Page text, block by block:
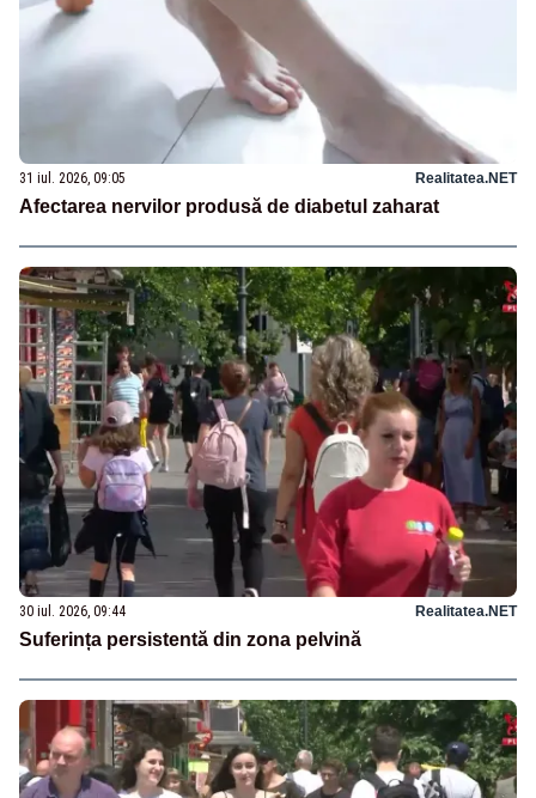
31 iul. 2026, 09:05 Realitatea.NET
Afectarea nervilor produsă de diabetul zaharat
30 iul. 2026, 09:44 Realitatea.NET
Suferința persistentă din zona pelvină